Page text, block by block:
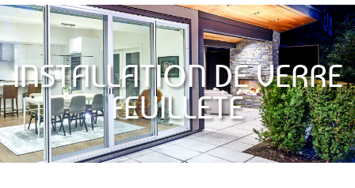
INSTALLATION DE VERRE
FEUILLETÉ